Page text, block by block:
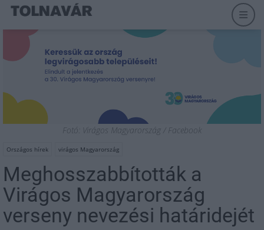
Fotó: Virágos Magyarország / Facebook
Országos hírek virágos Magyarország
Meghosszabbították a
Virágos Magyarország
verseny nevezési határidejét